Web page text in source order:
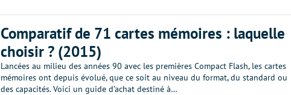
Comparatif de 71 cartes mémoires : laquelle
choisir ? (2015)
Lancées au milieu des années 90 avec les premières Compact Flash, les cartes
mémoires ont depuis évolué, que ce soit au niveau du format, du standard ou
des capacités. Voici un guide d’achat destiné à…